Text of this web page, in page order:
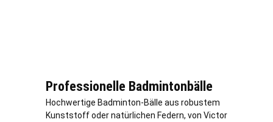
Professionelle Badmintonbälle
Hochwertige Badminton-Bälle aus robustem
Kunststoff oder natürlichen Federn, von Victor